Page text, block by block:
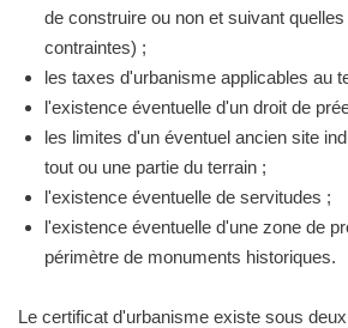
de construire ou non et suivant
contraintes) ;
les taxes d'urbanisme applicables au
l'existence éventuelle d'un droit de
les limites d'un éventuel ancien site
tout ou une partie du terrain ;
l'existence éventuelle de servitudes ;
l'existence éventuelle d'une zone de
périmètre de monuments historiques.
Le certificat d'urbanisme existe sous